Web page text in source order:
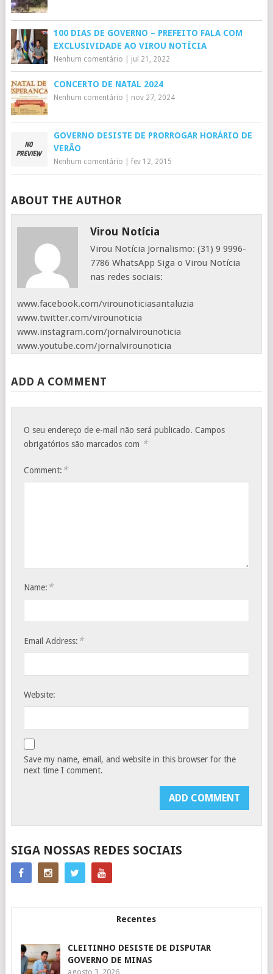
100 DIAS DE GOVERNO – PREFEITO FALA COM
EXCLUSIVIDADE AO VIROU NOTÍCIA
Nenhum comentário jul 21, 2022
CONCERTO DE NATAL 2024
Nenhum comentário nov 27, 2024
GOVERNO DESISTE DE PRORROGAR HORÁRIO DE
VERÃO
Nenhum comentário fev 12, 2015
ABOUT THE AUTHOR
Virou Notícia
Virou Notícia Jornalismo: (31) 9 9996-
7786 WhatsApp Siga o Virou Notícia
nas redes sociais:
www.facebook.com/virounoticiasantaluzia
www.twitter.com/virounoticia
www.instagram.com/jornalvirounoticia
www.youtube.com/jornalvirounoticia
ADD A COMMENT
O seu endereço de e-mail não será publicado. Campos
obrigatórios são marcados com *
Comment: *
Name: *
Email Address: *
Website:
Save my name, email, and website in this browser for the
next time I comment.
SIGA NOSSAS REDES SOCIAIS
Recentes
CLEITINHO DESISTE DE DISPUTAR
GOVERNO DE MINAS
agosto 3, 2026